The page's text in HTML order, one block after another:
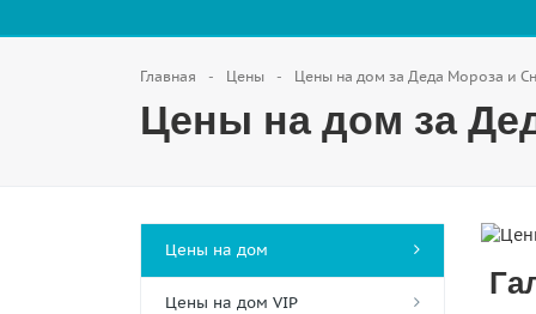
Главная Цены Цены на дом за Деда Мороза и
Цены на дом за
Цены на дом
Цены на дом VIP